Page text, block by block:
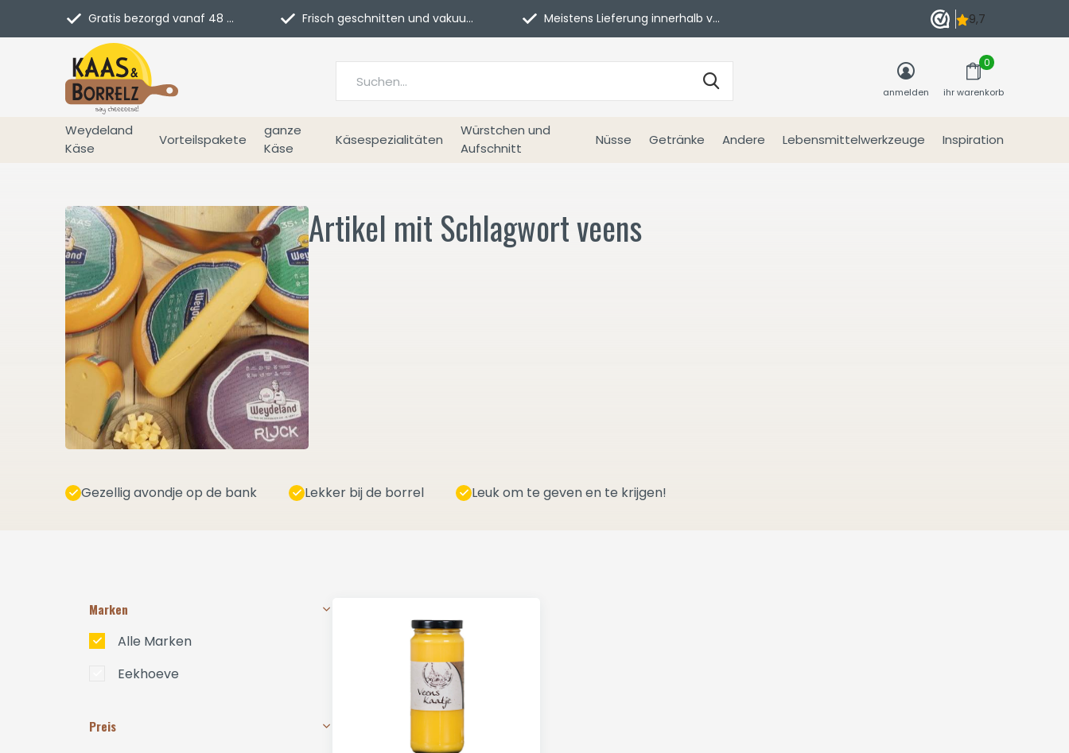
Weydeland
Käse
Vorteilspakete
ganze
Käse
Käsespezialitäten
Würstchen und
Aufschnitt
Nüsse Getränke Andere Lebensmittelwerkzeuge Inspiration
anmelden ihr warenkorb
0
Gratis bezorgd vanaf 48 euro in NL Frisch geschnitten und vakuumverpackt. Meistens Lieferung innerhalb von 3 Tagen
Artikel mit Schlagwort veens
Gezellig avondje op de bank Lekker bij de borrel Leuk om te geven en te krijgen!
Marken
Alle Marken
Eekhoeve
Preis